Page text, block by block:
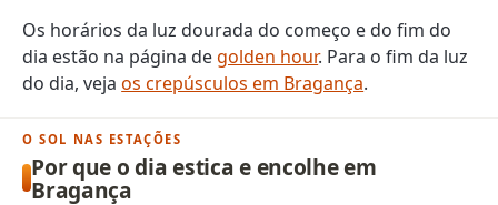
Os horários da luz dourada do começo e do fim do
dia estão na página degolden hour. Para o fim da luz
do dia, vejaos crepúsculos em Bragança.
O SOL NAS ESTAÇÕES
Por que o dia estica e encolhe em
Bragança